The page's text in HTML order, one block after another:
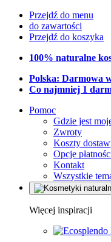
Przejdź do menu
do zawartości
Przejdź do koszyka
100% naturalne
Polska: Darmowa
Co najmniej 1
Pomoc
Gdzie jest
Zwroty
Koszty
Opcje
Kontakt
Wszystkie
Więcej inspiracji